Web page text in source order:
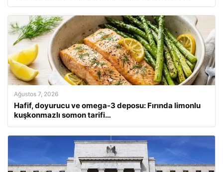
Ağustos 7, 2026
Hafif, doyurucu ve omega-3 deposu: Fırında limonlu
kuşkonmazlı somon tarifi…